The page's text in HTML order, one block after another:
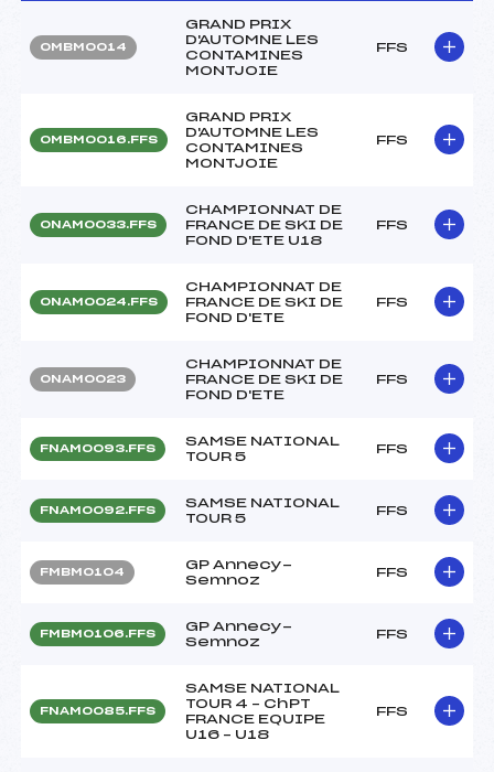
OMBM0014
GRAND PRIX
D'AUTOMNE LES
CONTAMINES
MONTJOIE
FFS
OMBM0016.FFS
GRAND PRIX
D'AUTOMNE LES
CONTAMINES
MONTJOIE
FFS
ONAM0033.FFS
CHAMPIONNAT DE
FRANCE DE SKI DE
FOND D'ETE U18
FFS
ONAM0024.FFS
CHAMPIONNAT DE
FRANCE DE SKI DE
FOND D'ETE
FFS
ONAM0023
CHAMPIONNAT DE
FRANCE DE SKI DE
FOND D'ETE
FFS
FNAM0093.FFS
SAMSE NATIONAL
TOUR 5
FFS
FNAM0092.FFS
SAMSE NATIONAL
TOUR 5
FFS
FMBM0104
GP Annecy-
Semnoz
FFS
FMBM0106.FFS
GP Annecy-
Semnoz
FFS
FNAM0085.FFS
SAMSE NATIONAL
TOUR 4 – ChPT
FRANCE EQUIPE
U16 – U18
FFS